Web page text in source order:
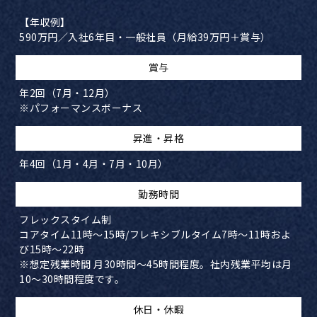
【年収例】
590万円／入社6年目・一般社員（月給39万円＋賞与）
賞与
年2回（7月・12月）
​※パフォーマンスボーナス
​昇進・昇格
年4回（1月・4月・7月・10月）
​勤務時間
フレックスタイム制
コアタイム11時～15時/フレキシブルタイム7時～11時およ
び15時～22時
※想定残業時間 月30時間～45時間程度。社内残業平均は月
10～30時間程度です。
​休日・休暇